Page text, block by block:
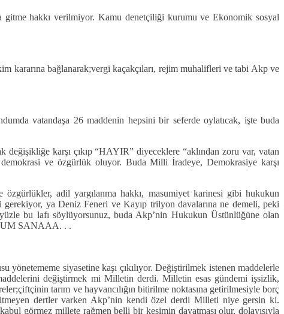
hakkı verilmiyor. Kamu denetçiliği kurumu ve Ekonomik sosyal
kararına bağlanarak;vergi kaçakçıları, rejim muhalifleri ve tabi Akp ve
vatandaşa 26 maddenin hepsini bir seferde oylatıcak, işte buda
karşı çıkıp “HAYIR” diyeceklere “aklından zoru var, vatan
ve özgürlük oluyor. Buda Milli İradeye, Demokrasiye karşı
adil yargılanma hakkı, masumiyet karinesi gibi hukukun
ya Deniz Feneri ve Kayıp trilyon davalarına ne demeli, peki
bu lafı söylüyorsunuz, buda Akp’nin Hukukun Üstünlüğüne olan
SANAAA. . .
yönetememe siyasetine kaşı çıkılıyor. Değiştirilmek istenen maddelerle
değiştirmek mi Milletin derdi. Milletin esas gündemi işsizlik,
tarım ve hayvancılığın bitirilme noktasına getirilmesiyle borç
dertler varken Akp’nin kendi özel derdi Milleti niye gersin ki.
görmez millete rağmen belli bir kesimin dayatması olur, dolayısıyla